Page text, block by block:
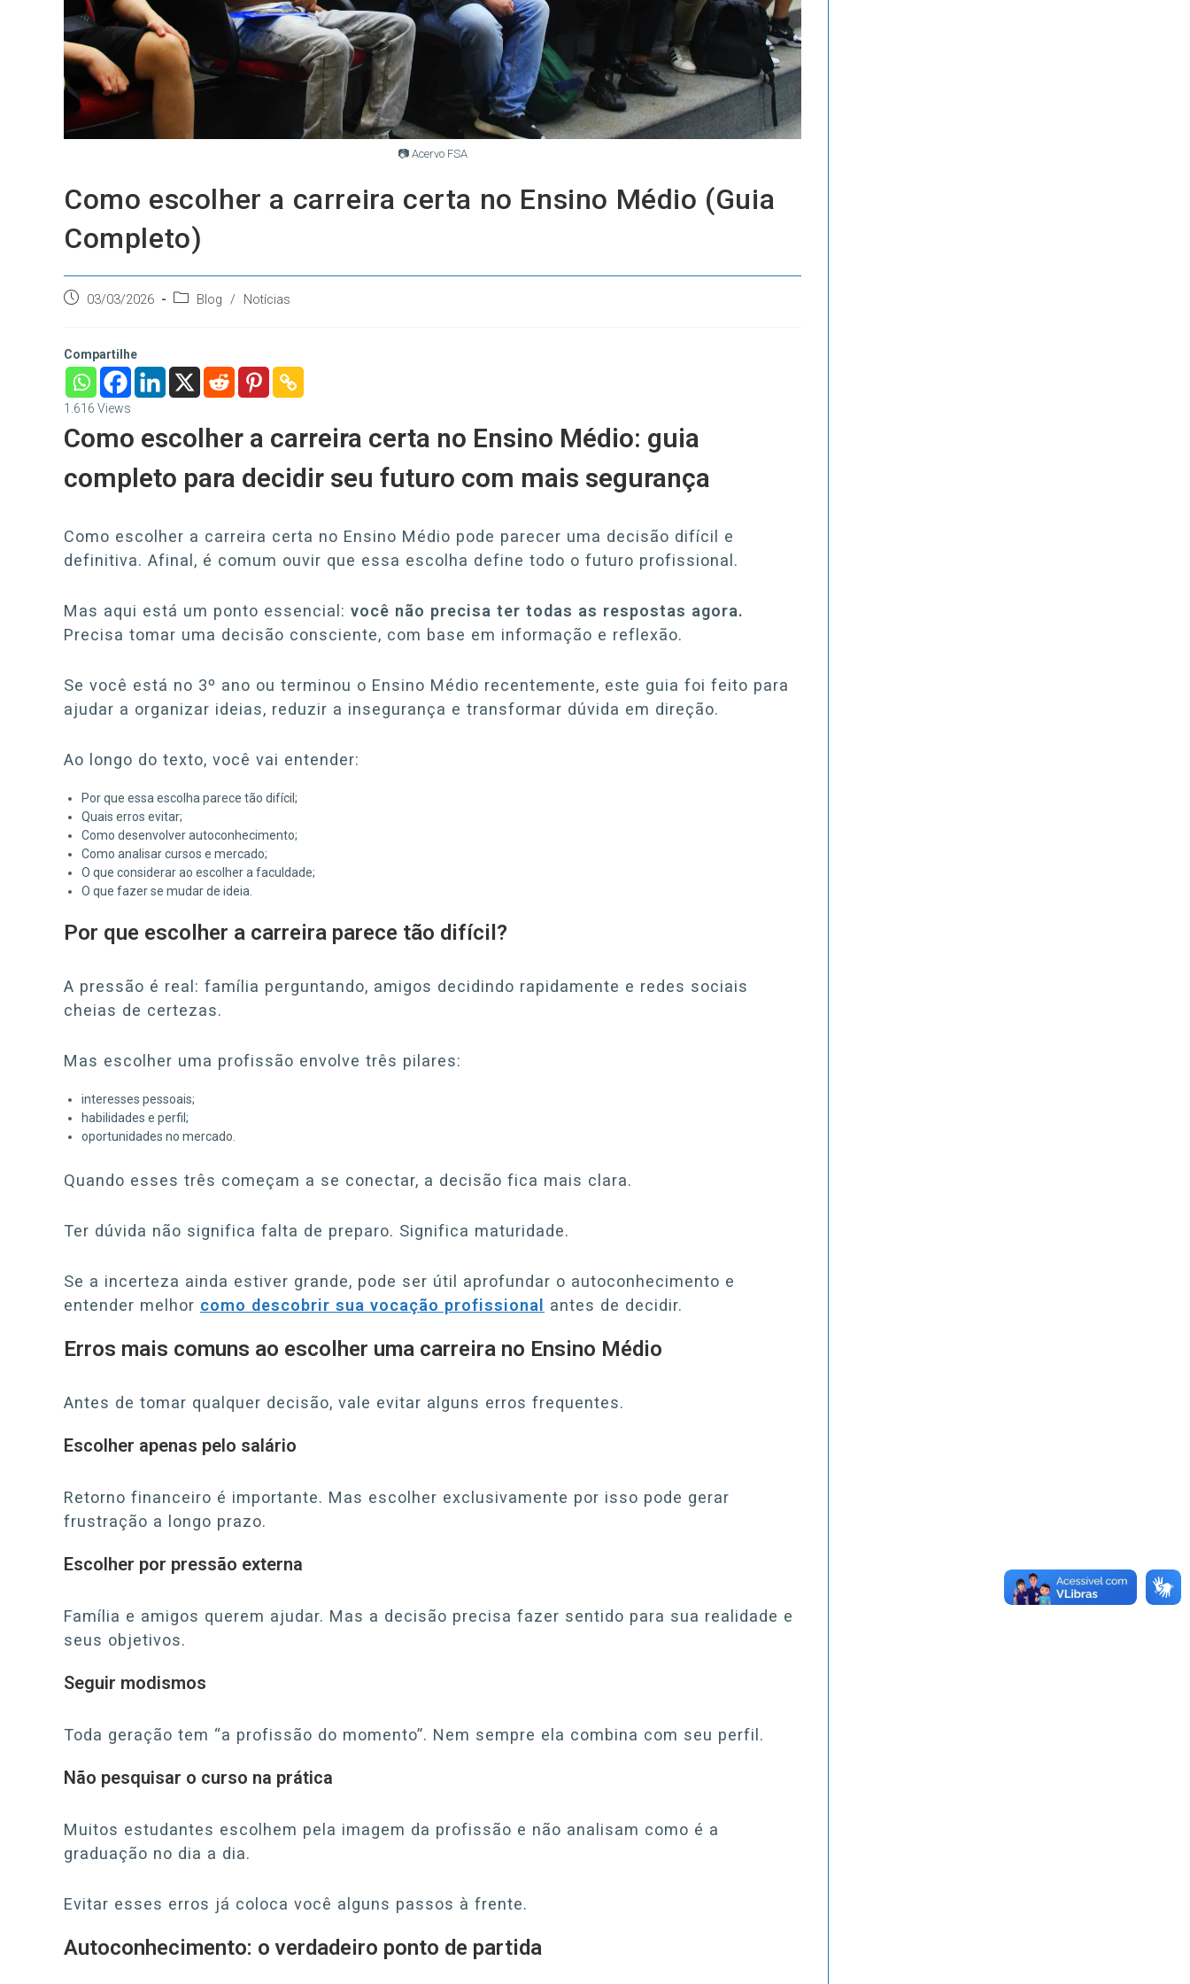
📷 Acervo FSA
Como escolher a carreira certa no Ensino Médio (Guia
Completo)
Post03/03/2026
Categoria
Blog / Notícias
Compartilhe
1.616 Views
Como escolher a carreira certa no Ensino Médio: guia
completo para decidir seu futuro com mais segurança
Como escolher a carreira certa no Ensino Médio pode parecer uma decisão difícil e
definitiva. Afinal, é comum ouvir que essa escolha define todo o futuro profissional.
Mas aqui está um ponto essencial: você não precisa ter todas as respostas agora.
Precisa tomar uma decisão consciente, com base em informação e reflexão.
Se você está no 3º ano ou terminou o Ensino Médio recentemente, este guia foi feito para
ajudar a organizar ideias, reduzir a insegurança e transformar dúvida em direção.
Ao longo do texto, você vai entender:
Por que essa escolha parece tão difícil;
Quais erros evitar;
Como desenvolver autoconhecimento;
Como analisar cursos e mercado;
O que considerar ao escolher a faculdade;
O que fazer se mudar de ideia.
Por que escolher a carreira parece tão difícil?
A pressão é real: família perguntando, amigos decidindo rapidamente e redes sociais
cheias de certezas.
Mas escolher uma profissão envolve três pilares:
interesses pessoais;
habilidades e perfil;
oportunidades no mercado.
Quando esses três começam a se conectar, a decisão fica mais clara.
Ter dúvida não significa falta de preparo. Significa maturidade.
Se a incerteza ainda estiver grande, pode ser útil aprofundar o autoconhecimento e
entender melhor como descobrir sua vocação profissional antes de decidir.
Erros mais comuns ao escolher uma carreira no Ensino Médio
Antes de tomar qualquer decisão, vale evitar alguns erros frequentes.
Escolher apenas pelo salário
Retorno financeiro é importante. Mas escolher exclusivamente por isso pode gerar
frustração a longo prazo.
Escolher por pressão externa
Família e amigos querem ajudar. Mas a decisão precisa fazer sentido para sua realidade e
seus objetivos.
Seguir modismos
Toda geração tem “a profissão do momento”. Nem sempre ela combina com seu perfil.
Não pesquisar o curso na prática
Muitos estudantes escolhem pela imagem da profissão e não analisam como é a
graduação no dia a dia.
Evitar esses erros já coloca você alguns passos à frente.
Autoconhecimento: o verdadeiro ponto de partida